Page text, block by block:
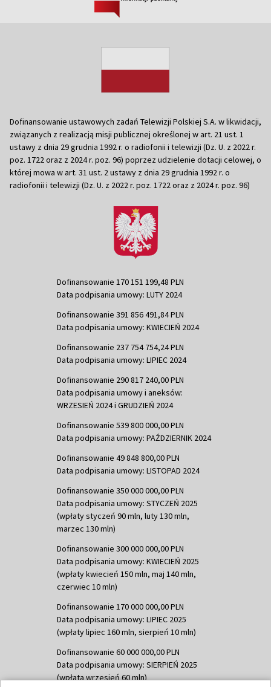
Dofinansowanie ustawowych zadań Telewizji Polskiej S.A. w likwidacji,
związanych z realizacją misji publicznej określonej w art. 21 ust. 1
ustawy z dnia 29 grudnia 1992 r. o radiofonii i telewizji (Dz. U. z 2022 r.
poz. 1722 oraz z 2024 r. poz. 96) poprzez udzielenie dotacji celowej, o
której mowa w art. 31 ust. 2 ustawy z dnia 29 grudnia 1992 r. o
radiofonii i telewizji (Dz. U. z 2022 r. poz. 1722 oraz z 2024 r. poz. 96)
Dofinansowanie 170 151 199,48 PLN
Data podpisania umowy: LUTY 2024
Dofinansowanie 391 856 491,84 PLN
Data podpisania umowy: KWIECIEŃ 2024
Dofinansowanie 237 754 754,24 PLN
Data podpisania umowy: LIPIEC 2024
Dofinansowanie 290 817 240,00 PLN
Data podpisania umowy i aneksów:
WRZESIEŃ 2024 i GRUDZIEŃ 2024
Dofinansowanie 539 800 000,00 PLN
Data podpisania umowy: PAŹDZIERNIK 2024
Dofinansowanie 49 848 800,00 PLN
Data podpisania umowy: LISTOPAD 2024
Dofinansowanie 350 000 000,00 PLN
Data podpisania umowy: STYCZEŃ 2025
(wpłaty styczeń 90 mln, luty 130 mln,
marzec 130 mln)
Dofinansowanie 300 000 000,00 PLN
Data podpisania umowy: KWIECIEŃ 2025
(wpłaty kwiecień 150 mln, maj 140 mln,
czerwiec 10 mln)
Dofinansowanie 170 000 000,00 PLN
Data podpisania umowy: LIPIEC 2025
(wpłaty lipiec 160 mln, sierpień 10 mln)
Dofinansowanie 60 000 000,00 PLN
Data podpisania umowy: SIERPIEŃ 2025
(wpłata wrzesień 60 mln)